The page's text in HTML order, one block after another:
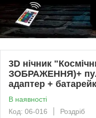
3D нічник
ЗОБРАЖЕННЯ)+
адаптер +
В наявності
Код: 06-016
Роздріб